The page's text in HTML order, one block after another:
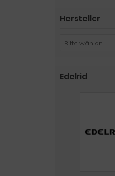
Hersteller
Bitte wählen
Edelrid